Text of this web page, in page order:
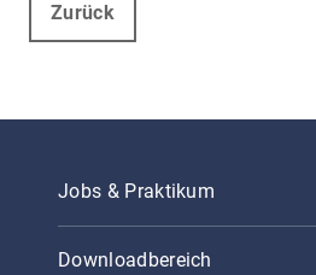
Zurück
Jobs & Praktikum
Downloadbereich